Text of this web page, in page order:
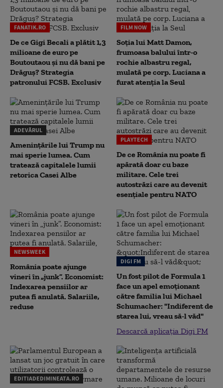
FANATIK.RO
De ce Gigi Becali a plătit 1,3
milioane de euro pe
Boutoutaou și nu dă bani pe
Drăguș? Strategia
patronului FCSB. Exclusiv
FILM NOW
Soția lui Matt Damon,
frumoasa balului într-o
rochie albastru regal,
mulată pe corp. Luciana a
furat atenția la Seul
ADEVĂRUL
Amenințările lui Trump nu
mai sperie lumea. Cum
tratează capitalele lumii
retorica Casei Albe
PLAYTECH
De ce România nu poate fi
apărată doar cu baze
militare. Cele trei
autostrăzi care au devenit
esențiale pentru NATO
NEWSWEEK
România poate ajunge
vineri în „junk”. Economist:
Indexarea pensiilor ar
putea fi anulată. Salariile,
reduse
DIGI FM
Un fost pilot de Formula 1
face un apel emoționant
către familia lui Michael
Schumacher: "Indiferent de
starea lui, vreau să-l văd"
Descarcă aplicația Digi FM
EDITIADEDIMINEATA.RO